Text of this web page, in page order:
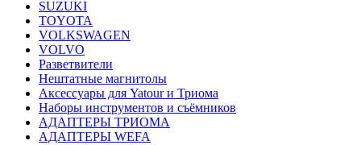
SUZUKI
TOYOTA
VOLKSWAGEN
VOLVO
Разветвители
Нештатные магнитолы
Аксессуары для Yatour и Триома
Наборы инструментов и съёмников
АДАПТЕРЫ ТРИОМА
АДАПТЕРЫ WEFA